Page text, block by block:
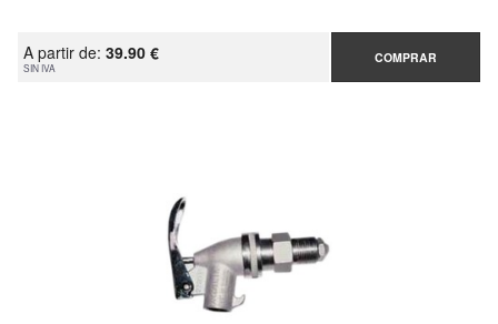
A partir de: 39.90 €
SIN IVA
COMPRAR